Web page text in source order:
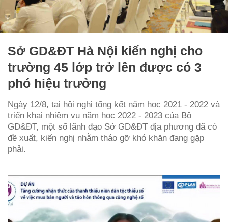
Sở GD&ĐT Hà Nội kiến nghị cho
trường 45 lớp trở lên được có 3
phó hiệu trưởng
Ngày 12/8, tại hội nghị tổng kết năm học 2021 - 2022 và
triển khai nhiệm vụ năm học 2022 - 2023 của Bộ
GD&ĐT, một số lãnh đạo Sở GD&ĐT địa phương đã có
đề xuất, kiến nghị nhằm tháo gỡ khó khăn đang gặp
phải.